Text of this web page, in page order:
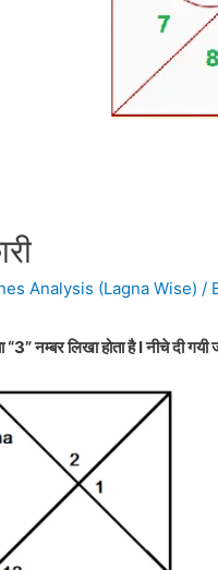
Analysis (Lagna Wise) /
नम्बर लिखा होता है I नीचे दी